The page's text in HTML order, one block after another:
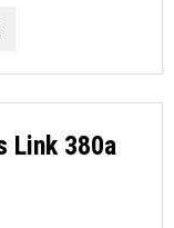
Link 380a